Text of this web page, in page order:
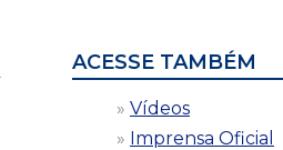
ACESSE TAMBÉM
Vídeos
Imprensa Oficial